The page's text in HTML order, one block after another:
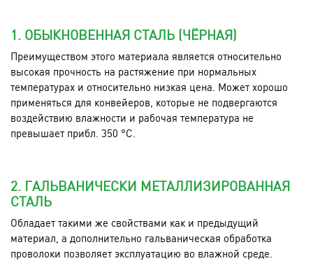
1. ОБЫКНОВЕННАЯ СТАЛЬ (ЧЁРНАЯ)
Преимуществом этого материала является относительно
высокая прочность на растяжение при нормальных
температурах и относительно низкая цена. Может хорошо
применяться для конвейеров, которые не подвергаются
воздействию влажности и рабочая температура не
превышает прибл. 350 °C.
2. ГАЛЬВАНИЧЕСКИ МЕТАЛЛИЗИРОВАННАЯ
СТАЛЬ
Обладает такими же свойствами как и предыдущий
материал, а дополнительно гальваническая обработка
проволоки позволяет эксплуатацию во влажной среде.